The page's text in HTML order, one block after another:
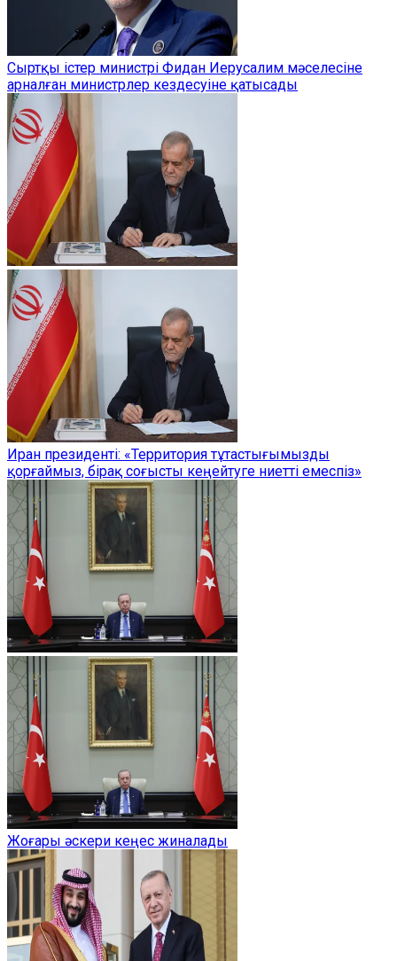
Сыртқы істер министрі Фидан Иерусалим мәселесіне
арналған министрлер кездесуіне қатысады
Иран президенті: «Территория тұтастығымызды
қорғаймыз, бірақ соғысты кеңейтуге ниетті емеспіз»
Жоғары әскери кеңес жиналады